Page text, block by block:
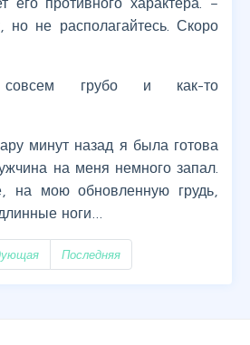
но не располагайтесь. Скоро
грубо и как-то
минут назад я была готова
на меня немного запал.
на мою обновленную грудь,
ноги…
Последняя